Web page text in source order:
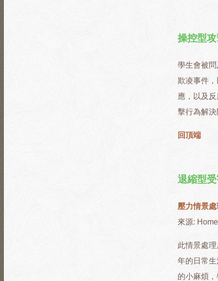
操控型
學生會被
欺凌事件
應，以及
擊行為解
回頂端
退縮型
壓力情景處
來源:
此情景處
年的日常
的小麻煩